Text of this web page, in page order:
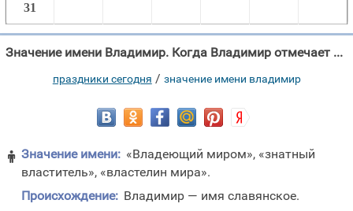
31
Значение имени Владимир. Когда Владимир отмечает именины в 2026 году?
праздники сегодня / значение имени владимир
 Значение имени: «Владеющий миром», «знатный
властитель», «властелин мира».
Происхождение: Владимир — имя славянское.